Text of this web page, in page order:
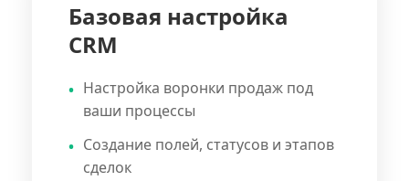
Базовая настройка
CRM
Настройка воронки продаж под
ваши процессы
Создание полей, статусов и этапов
сделок